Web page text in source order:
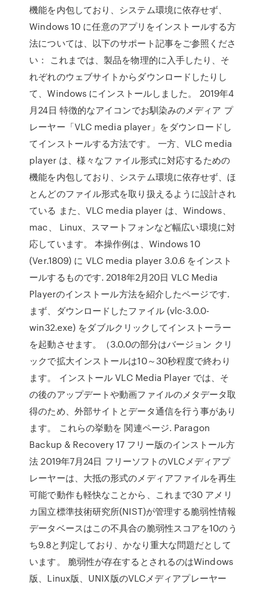
機能を内包しており、システム環境に依存せず、
Windows 10 に任意のアプリをインストールする方
法については、以下のサポート記事をご参照くださ
い： これまでは、製品を物理的に入手したり、そ
れぞれのウェブサイトからダウンロードしたりし
て、Windows にインストールしました。 2019年4
月24日 特徴的なアイコンでお馴染みのメディア プ
レーヤー「VLC media player」をダウンロードし
てインストールする方法です。 一方、VLC media
player は、様々なファイル形式に対応するための
機能を内包しており、システム環境に依存せず、ほ
とんどのファイル形式を取り扱えるように設計され
ている また、VLC media player は、Windows、
mac、 Linux、スマートフォンなど幅広い環境に対
応しています。 本操作例は、Windows 10
(Ver.1809) に VLC media player 3.0.6 をインスト
ールするものです. 2018年2月20日 VLC Media
Playerのインストール方法を紹介したページです.
まず、ダウンロードしたファイル (vlc-3.0.0-
win32.exe) をダブルクリックしてインストーラー
を起動させます。（3.0.0の部分はバージョン クリ
ックで拡大インストールは10～30秒程度で終わり
ます。 インストール VLC Media Player では、そ
の後のアップデートや動画ファイルのメタデータ取
得のため、外部サイトとデータ通信を行う事があり
ます。 これらの挙動を 関連ページ. Paragon
Backup & Recovery 17 フリー版のインストール方
法 2019年7月24日 フリーソフトのVLCメディアプ
レーヤーは、大抵の形式のメディアファイルを再生
可能で動作も軽快なことから、これまで30 アメリ
カ国立標準技術研究所(NIST)が管理する脆弱性情報
データベースはこの不具合の脆弱性スコアを10のう
ち9.8と判定しており、かなり重大な問題だとして
います。 脆弱性が存在するとされるのはWindows
版、Linux版、UNIX版のVLCメディアプレーヤー